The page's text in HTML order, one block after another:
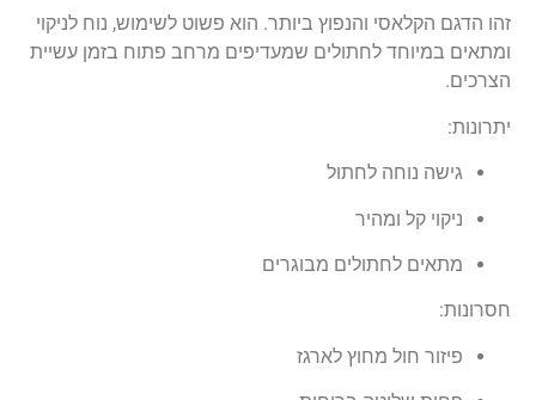
זהו הדגם הקלאסי והנפוץ ביותר. הוא פשוט לשימוש, נוח לניקוי
ומתאים במיוחד לחתולים שמעדיפים מרחב פתוח בזמן עשיית
הצרכים.
יתרונות:
גישה נוחה לחתול
ניקוי קל ומהיר
מתאים לחתולים מבוגרים
חסרונות:
פיזור חול מחוץ לארגז